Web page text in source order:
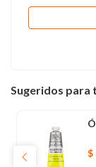
Sugeridos para
$